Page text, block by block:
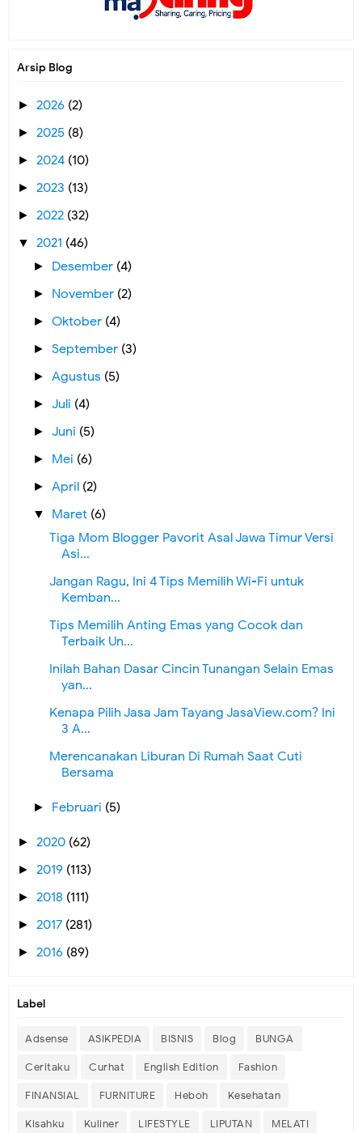
Arsip Blog
► 2026 (2)
► 2025 (8)
► 2024 (10)
► 2023 (13)
► 2022 (32)
▼ 2021 (46)
► Desember (4)
► November (2)
►Oktober (4)
►September (3)
►Agustus (5)
►Juli (4)
►Juni (5)
► Mei (6)
►April (2)
▼ Maret (6)
Tiga Mom Blogger Pavorit Asal Jawa Timur Versi
Asi...
Jangan Ragu, Ini 4 Tips Memilih Wi-Fi untuk
Kemban...
Tips Memilih Anting Emas yang Cocok dan
Terbaik Un...
Inilah Bahan Dasar Cincin Tunangan Selain Emas
yan...
Kenapa Pilih Jasa Jam Tayang JasaView.com? Ini
3 A...
Merencanakan Liburan Di Rumah Saat Cuti
Bersama
► Februari (5)
► 2020 (62)
► 2019 (113)
► 2018 (111)
► 2017 (281)
► 2016 (89)
Label
Adsense ASIKPEDIA BISNIS Blog BUNGA
Ceritaku Curhat English Edition Fashion
FINANSIAL FURNITURE Heboh Kesehatan
Kisahku Kuliner LIFESTYLE LIPUTAN MELATI